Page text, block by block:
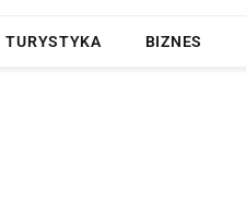
TURYSTYKA BIZNES